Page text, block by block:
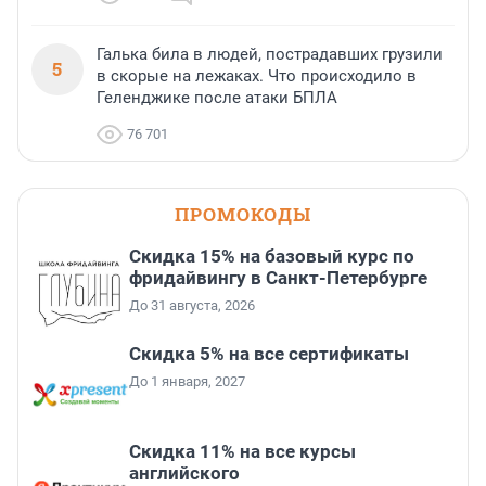
5
Галька била в людей, пострадавших грузили
в скорые на лежаках. Что происходило в
Геленджике после атаки БПЛА
76 701
ПРОМОКОДЫ
Скидка 15% на базовый курс по
фридайвингу в Санкт-Петербурге
До 31 августа, 2026
Скидка 5% на все сертификаты
До 1 января, 2027
Скидка 11% на все курсы
английского